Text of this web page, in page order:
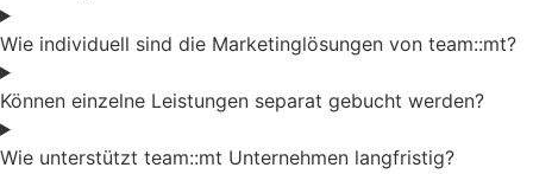
Wie individuell sind die Marketinglösungen von team::mt?
Können einzelne Leistungen separat gebucht werden?
Wie unterstützt team::mt Unternehmen langfristig?